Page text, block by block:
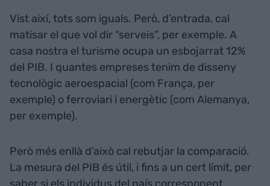
Vist així, tots som iguals. Però, d’entrada, cal
matisar el que vol dir “serveis”, per exemple. A
casa nostra el turisme ocupa un esbojarrat 12%
del PIB. I quantes empreses tenim de disseny
tecnològic aeroespacial (com França, per
exemple) o ferroviari i energètic (com Alemanya,
per exemple).
Però més enllà d’això cal rebutjar la comparació.
La mesura del PIB és útil, i fins a un cert límit, per